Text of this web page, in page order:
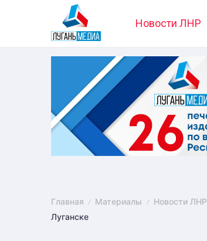
Новости ЛНР
Главная Материалы Новости ЛНР
Луганске